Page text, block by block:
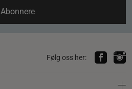
Abonnere
Følg oss her: